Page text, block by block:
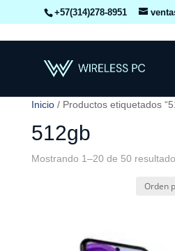
+57(314)278-8951
Inicio/ Productos etiquetados
512gb
Mostrando 1–20 de 50